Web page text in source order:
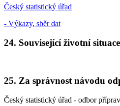
Český statistický úřad
- Výkazy, sběr dat
24. Související životní
25. Za správnost návodu
Český statistický úřad - odbor